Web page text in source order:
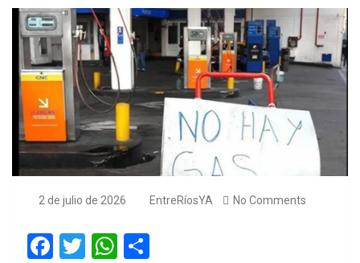
2 de julio de 2026 EntreRíosYA No Comments
F
T
W